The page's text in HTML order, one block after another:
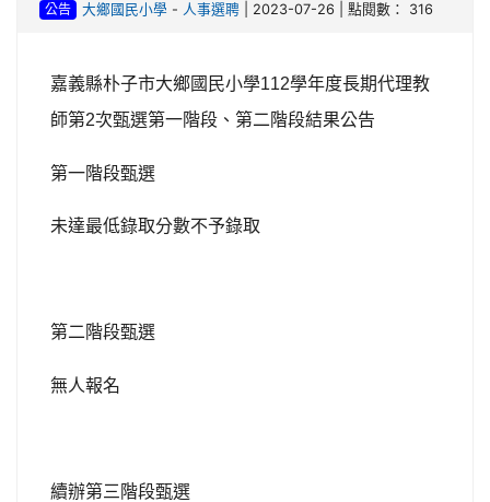
公告 大鄉國民小學- 人事選聘| 2023-07-26 | 點閱數： 316
嘉義縣朴子市大鄉國民小學112學年度長期代理教
師第2次甄選第一階段、第二階段結果公告
第一階段甄選
未達最低錄取分數不予錄取
第二階段甄選
無人報名
續辦第三階段甄選